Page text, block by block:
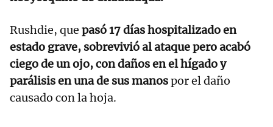
Rushdie, que pasó 17 días hospitalizado en
estado grave, sobrevivió al ataque pero acabó
ciego de un ojo, con daños en el hígado y
parálisis en una de sus manospor el daño
causado con la hoja.